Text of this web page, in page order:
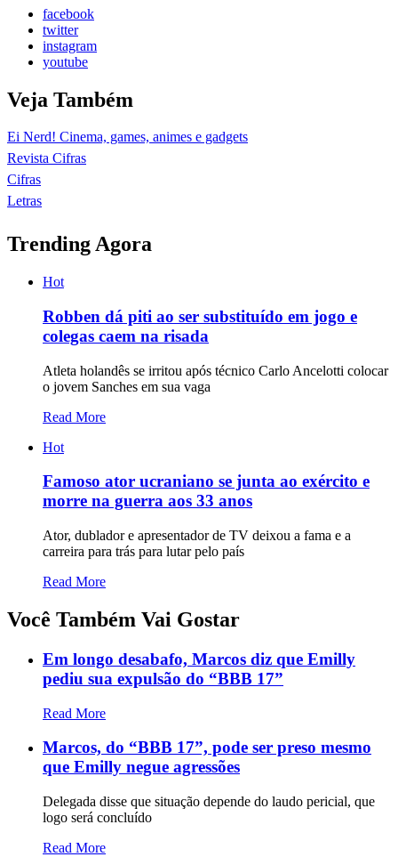
facebook
twitter
instagram
youtube
Veja Também
Ei Nerd! Cinema, games, animes e gadgets
Revista Cifras
Cifras
Letras
Trending Agora
Hot
Robben dá piti ao ser substituído em jogo e
colegas caem na risada
Atleta holandês se irritou após técnico Carlo Ancelotti colocar
o jovem Sanches em sua vaga
Read More
Hot
Famoso ator ucraniano se junta ao exército e
morre na guerra aos 33 anos
Ator, dublador e apresentador de TV deixou a fama e a
carreira para trás para lutar pelo país
Read More
Você Também Vai Gostar
Em longo desabafo, Marcos diz que Emilly
pediu sua expulsão do “BBB 17”
Read More
Marcos, do “BBB 17”, pode ser preso mesmo
que Emilly negue agressões
Delegada disse que situação depende do laudo pericial, que
logo será concluído
Read More